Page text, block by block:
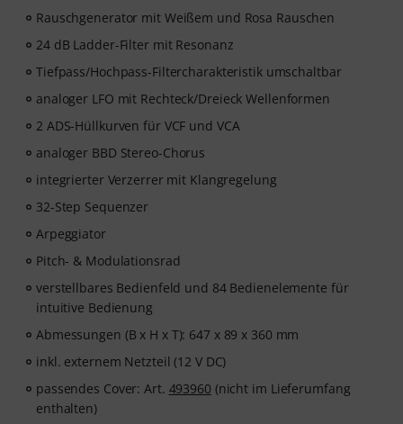
Rauschgenerator mit Weißem und Rosa Rauschen
24 dB Ladder-Filter mit Resonanz
Tiefpass/Hochpass-Filtercharakteristik umschaltbar
analoger LFO mit Rechteck/Dreieck Wellenformen
2 ADS-Hüllkurven für VCF und VCA
analoger BBD Stereo-Chorus
integrierter Verzerrer mit Klangregelung
32-Step Sequenzer
Arpeggiator
Pitch- & Modulationsrad
verstellbares Bedienfeld und 84 Bedienelemente für
intuitive Bedienung
Abmessungen (B x H x T): 647 x 89 x 360 mm
inkl. externem Netzteil (12 V DC)
passendes Cover: Art. 493960 (nicht im Lieferumfang
enthalten)